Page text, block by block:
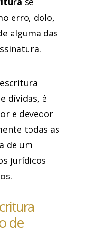
erro, dolo,
alguma das
dívidas, é
e devedor
todas as
de um
jurídicos
de